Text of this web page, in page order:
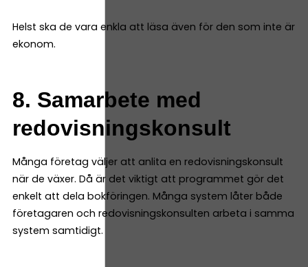
Helst ska de vara enkla att läsa även för den som inte är
ekonom.
8. Samarbete med
redovisningskonsult
Många företag väljer att anlita en redovisningskonsult
när de växer. Då är det viktigt att programmet gör det
enkelt att dela bokföringen. Många system låter både
företagaren och redovisningskonsulten arbeta i samma
system samtidigt.